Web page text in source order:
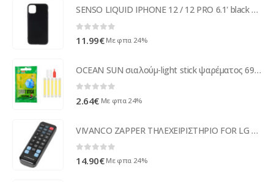
SENSO LIQUID IPHONE 12 / 12 PRO 6.1' black backcover
11.99€ Με φπα 24%
OCEAN SUN σιαλούμ-light stick ψαρέματος 6942546203009, 4.5x37mm, 5τμχ
2.64€ Με φπα 24%
VIVANCO ZAPPER ΤΗΛΕΧΕΙΡΙΣΤΗΡΙΟ FOR LG TV
0 out of 5
14.90€ Με φπα 24%